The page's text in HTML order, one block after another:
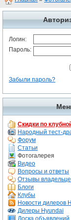
Логин:
Пароль:
Забыли пароль?
Скидки по
Народный тест-
Форум
Статьи
Фотогалерея
Видео
Вопросы и ответы
Отзывы
Блоги
Клубы
Новости дилеров
Дилеры Hyundai
Доска объявлений